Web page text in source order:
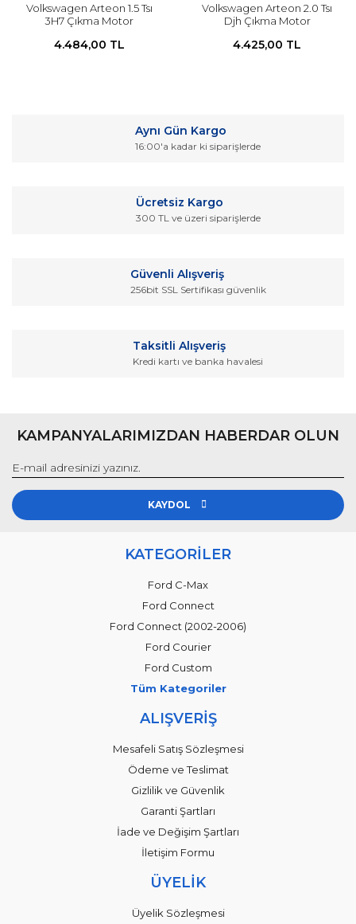
Volkswagen Arteon 1.5 Tsı
3H7 Çıkma Motor
4.484,00 TL
Volkswagen Arteon 2.0 Tsı
Djh Çıkma Motor
4.425,00 TL
Aynı Gün Kargo
16:00'a kadar ki siparişlerde
Ücretsiz Kargo
300 TL ve üzeri siparişlerde
Güvenli Alışveriş
256bit SSL Sertifikası güvenlik
Taksitli Alışveriş
Kredi kartı ve banka havalesi
KAMPANYALARIMIZDAN HABERDAR OLUN
KAYDOL
KATEGORİLER
Ford C-Max
Ford Connect
Ford Connect (2002-2006)
Ford Courier
Ford Custom
Tüm Kategoriler
ALIŞVERİŞ
Mesafeli Satış Sözleşmesi
Ödeme ve Teslimat
Gizlilik ve Güvenlik
Garanti Şartları
İade ve Değişim Şartları
İletişim Formu
ÜYELİK
Üyelik Sözleşmesi